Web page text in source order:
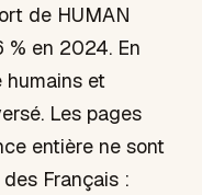
de HUMAN
% en 2024. En
humains et
Les pages
entière ne sont
Français :